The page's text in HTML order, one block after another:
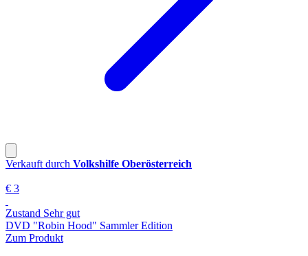
Verkauft durch Volkshilfe Oberösterreich
€ 3
Zustand Sehr gut
DVD "Robin Hood" Sammler Edition
Zum Produkt